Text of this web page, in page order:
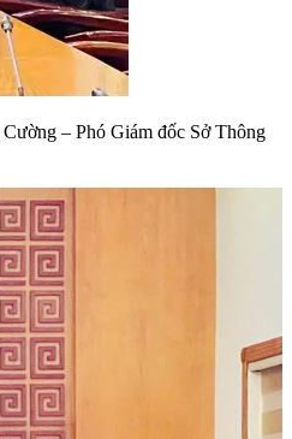
– Phó Giám đốc Sở Thông